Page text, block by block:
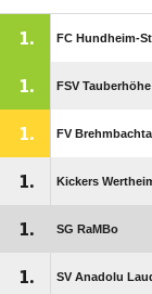
1. FC Hundheim-
1. FSV
1. FV
1. Kickers
1. SG RaMBo
1. SV Anadolu